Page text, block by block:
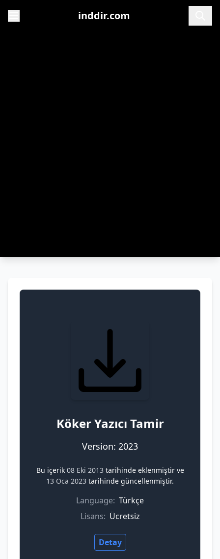
inddir.com
Köker Yazıcı Tamir
Version: 2023
Bu içerik 08 Eki 2013 tarihinde eklenmiştir ve
13 Oca 2023 tarihinde güncellenmiştir.
Language: Türkçe
Lisans: Ücretsiz
Detay